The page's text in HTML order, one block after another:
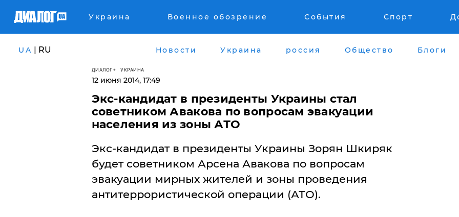
Украина Военное обозрение События Спорт
UA | RU Новости Украина россия Общество Блоги
ДИАЛОГ УКРАИНА
12 июня 2014, 17:49
Экс-кандидат в президенты Украины стал
советником Авакова по вопросам эвакуации
населения из зоны АТО
Экс-кандидат в президенты Украины Зорян Шкиряк
будет советником Арсена Авакова по вопросам
эвакуации мирных жителей и зоны проведения
антитеррористической операции (АТО).